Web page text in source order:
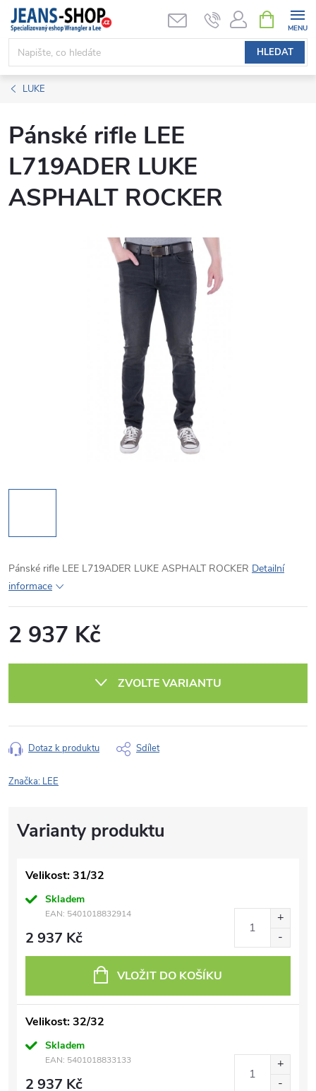
Přejít
obsah
HLEDAT
NÁKUPNÍ
KOŠÍK
LUKE
Pánské rifle LEE
L719ADER LUKE
ASPHALT ROCKER
Pánské rifle LEE L719ADER LUKE ASPHALT ROCKER Detailní
informace
2 937 Kč
ZVOLTE VARIANTU
Dotaz k produktu Sdílet
Značka: LEE
Velikost: 31/32
Skladem
EAN: 5401018832914
2 937 Kč
VLOŽIT DO KOŠÍKU
Velikost: 32/32
Skladem
EAN: 5401018833133
2 937 Kč